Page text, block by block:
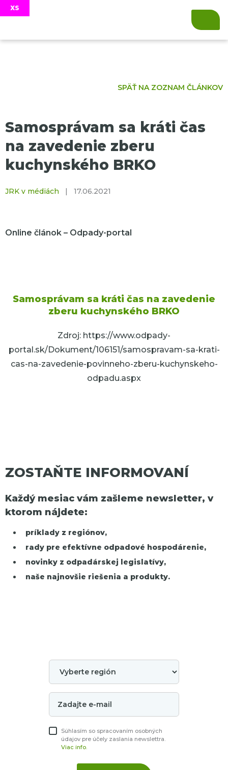
SPÄŤ NA ZOZNAM ČLÁNKOV
Samosprávam sa kráti čas
na zavedenie zberu
kuchynského BRKO
JRK v médiách 17.06.2021
Online článok – Odpady-portal
Samosprávam sa kráti čas na zavedenie
zberu kuchynského BRKO
Zdroj: https://www.odpady-
portal.sk/Dokument/106151/samospravam-sa-krati-
cas-na-zavedenie-povinneho-zberu-kuchynskeho-
odpadu.aspx
ZOSTAŇTE INFORMOVANÍ
Každý mesiac vám zašleme newsletter, v
ktorom nájdete:
príklady z regiónov,
rady pre efektívne odpadové hospodárenie,
novinky z odpadárskej legislatívy,
naše najnovšie riešenia a produkty.
Súhlasím so spracovaním osobných
údajov pre účely zaslania newslettra.
Viac info.